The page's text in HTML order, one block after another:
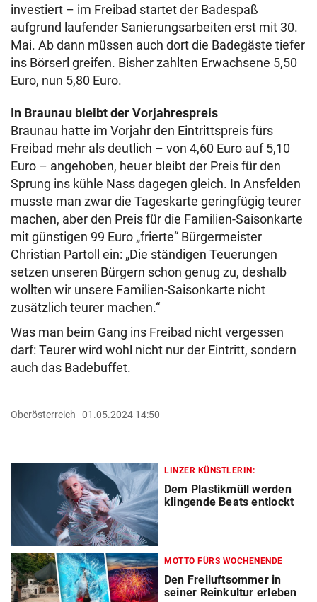
investiert – im Freibad startet der Badespaß
aufgrund laufender Sanierungsarbeiten erst mit 30.
Mai. Ab dann müssen auch dort die Badegäste tiefer
ins Börserl greifen. Bisher zahlten Erwachsene 5,50
Euro, nun 5,80 Euro.
In Braunau bleibt der Vorjahrespreis
Braunau hatte im Vorjahr den Eintrittspreis fürs
Freibad mehr als deutlich – von 4,60 Euro auf 5,10
Euro – angehoben, heuer bleibt der Preis für den
Sprung ins kühle Nass dagegen gleich. In Ansfelden
musste man zwar die Tageskarte geringfügig teurer
machen, aber den Preis für die Familien-Saisonkarte
mit günstigen 99 Euro „frierte“ Bürgermeister
Christian Partoll ein: „Die ständigen Teuerungen
setzen unseren Bürgern schon genug zu, deshalb
wollten wir unsere Familien-Saisonkarte nicht
zusätzlich teurer machen.“
Was man beim Gang ins Freibad nicht vergessen
darf: Teurer wird wohl nicht nur der Eintritt, sondern
auch das Badebuffet.
Oberösterreich 01.05.2024 14:50
LINZER KÜNSTLERIN:
Dem Plastikmüll werden
klingende Beats entlockt
MOTTO FÜRS WOCHENENDE
Den Freiluftsommer in
seiner Reinkultur erleben